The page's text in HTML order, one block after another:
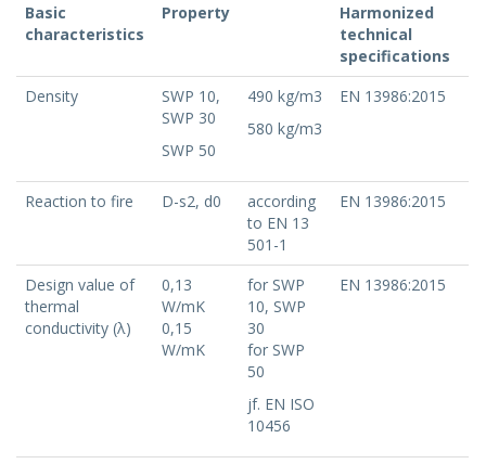
Basic
characteristics
Property
Harmonized
technical
specifications
Density
SWP 10,
SWP 30
SWP 50
490 kg/m3
580 kg/m3
EN 13986:2015
Reaction to fire D-s2, d0
according
to EN 13
501-1
EN 13986:2015
Design value of
thermal
conductivity (λ)
0,13
W/mK
0,15
W/mK
for SWP
10, SWP
30
for SWP
50
jf. EN ISO
10456
EN 13986:2015